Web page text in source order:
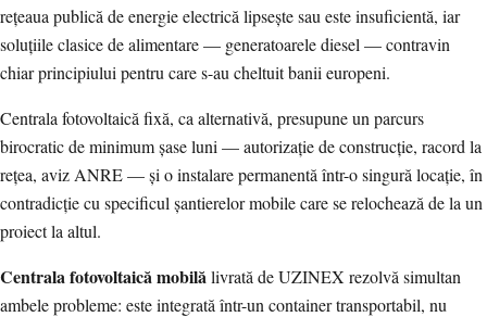
rețeaua publică de energie electrică lipsește sau este insuficientă, iar
soluțiile clasice de alimentare — generatoarele diesel — contravin
chiar principiului pentru care s-au cheltuit banii europeni.
Centrala fotovoltaică fixă, ca alternativă, presupune un parcurs
birocratic de minimum șase luni — autorizație de construcție, racord la
rețea, aviz ANRE — și o instalare permanentă într-o singură locație, în
contradicție cu specificul șantierelor mobile care se relochează de la un
proiect la altul.
Centrala fotovoltaică mobilălivrată de UZINEX rezolvă simultan
ambele probleme: este integrată într-un container transportabil, nu